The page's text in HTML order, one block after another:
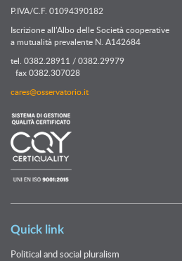
P.IVA/C.F. 01094390182
Iscrizione all’Albo delle Società cooperative
a mutualità prevalente N. A142684
tel. 0382.28911 / 0382.29979
fax 0382.307028
cares@osservatorio.it
Quick link
Political and social pluralism